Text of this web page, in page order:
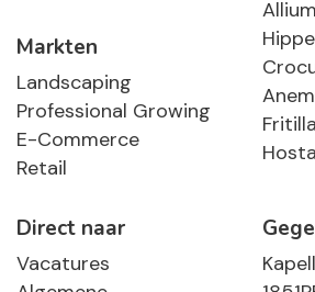
Markten
Landscaping
Professional Growing
E-Commerce
Retail
Allium
Hosta
Direct naar
Vacatures